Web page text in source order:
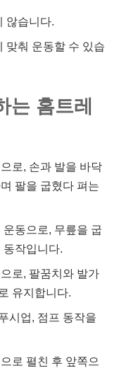
않습니다.
맞춰 운동할 수 있습
는 홈트레
로, 손과 발을 바닥
팔을 굽혔다 펴는
동으로, 무릎을 굽
동작입니다.
로, 팔꿈치와 발가
유지합니다.
시업, 점프 동작을
로 펼친 후 앞쪽으